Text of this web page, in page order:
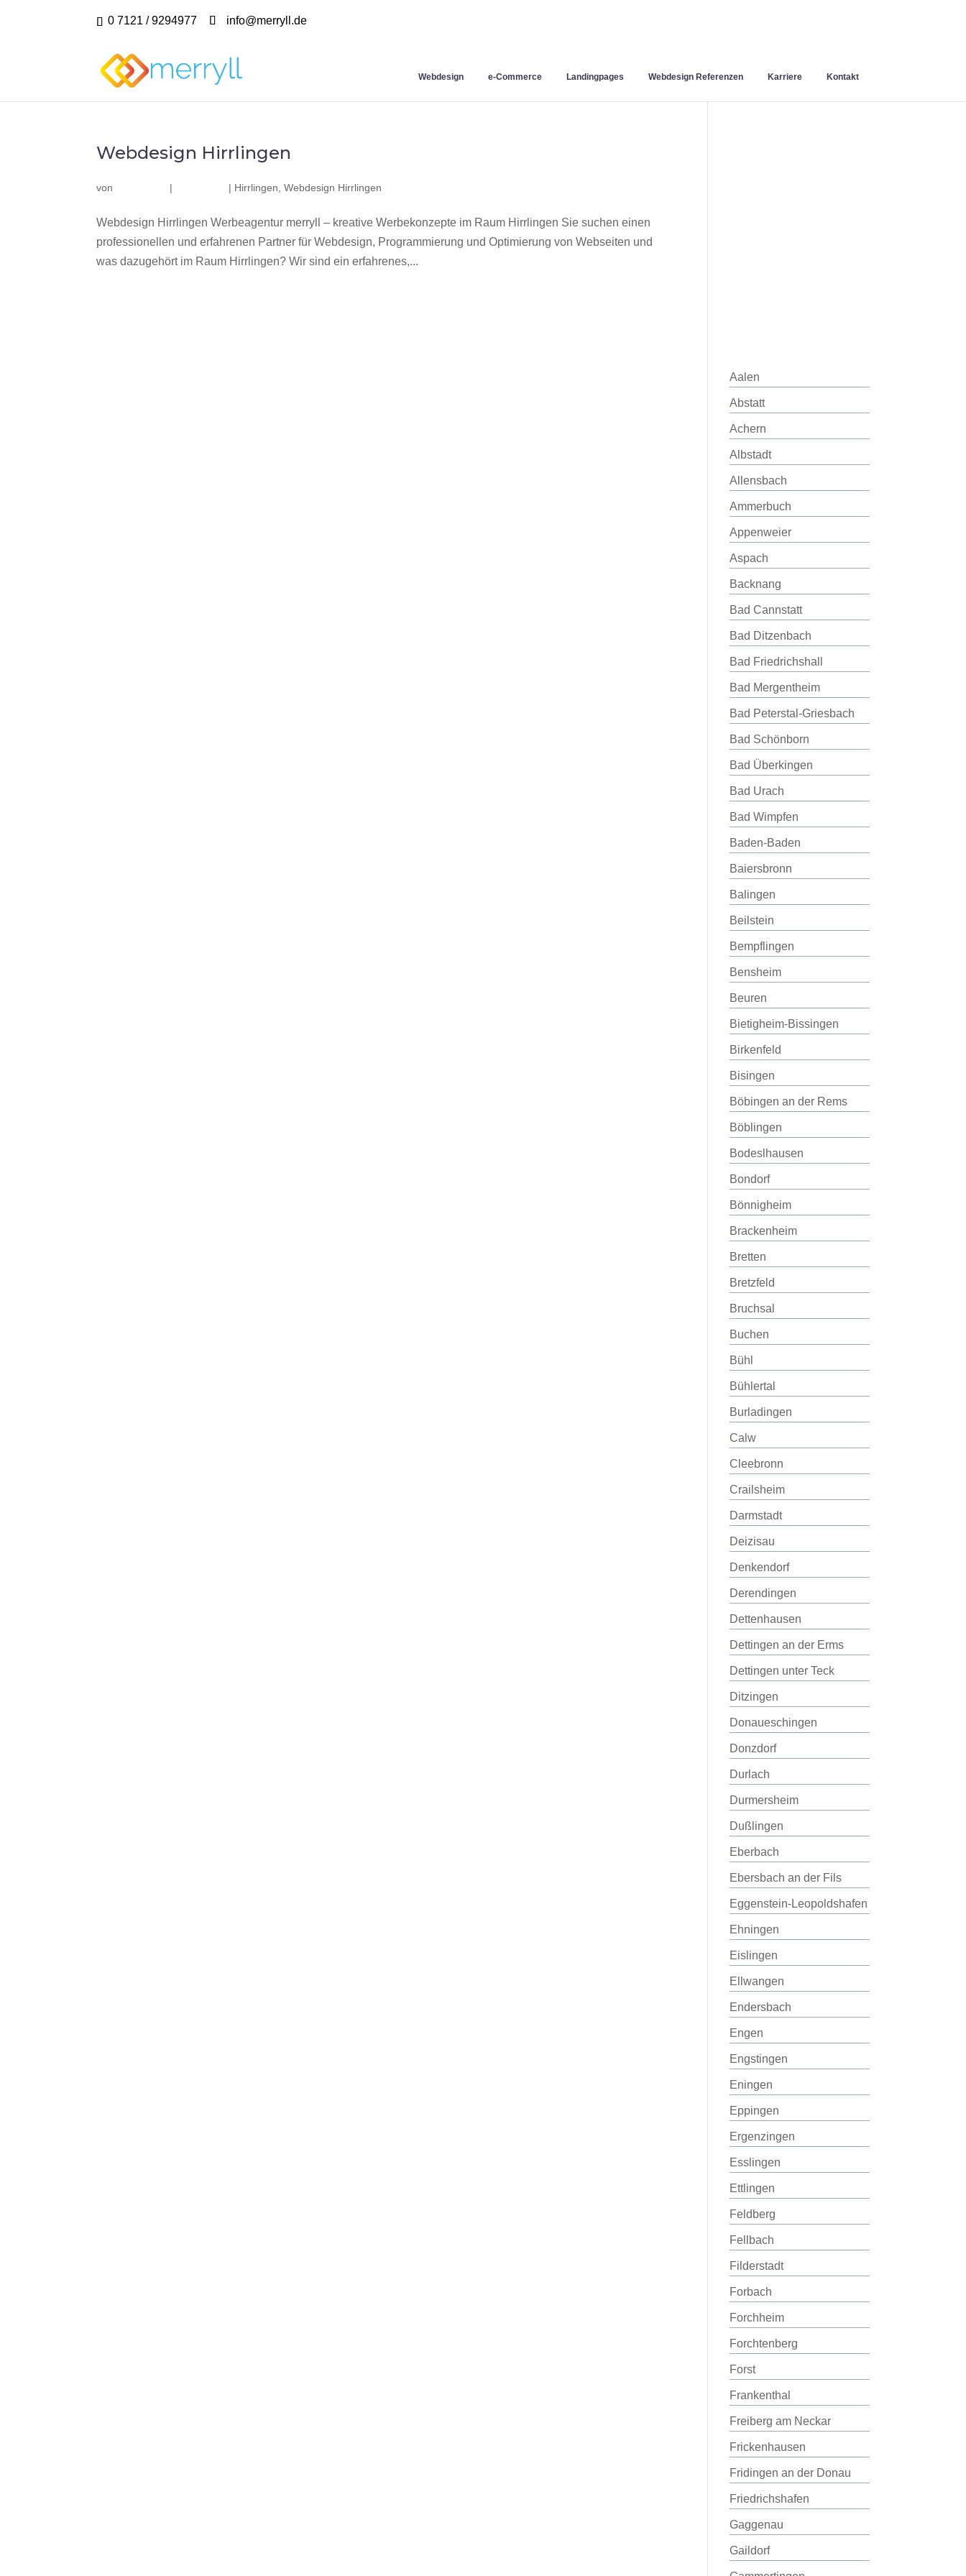
0 7121 / 9294977 info@merryll.de
Webdesign e-Commerce Landingpages Webdesign Referenzen Karriere Kontakt
Webdesign Hirrlingen
von | | Hirrlingen ,Webdesign Hirrlingen
Webdesign Hirrlingen Werbeagentur merryll – kreative Werbekonzepte im Raum Hirrlingen Sie suchen einen
professionellen und erfahrenen Partner für Webdesign, Programmierung und Optimierung von Webseiten und
was dazugehört im Raum Hirrlingen? Wir sind ein erfahrenes,...
Aalen
Abstatt
Achern
Albstadt
Allensbach
Ammerbuch
Appenweier
Aspach
Backnang
Bad Cannstatt
Bad Ditzenbach
Bad Friedrichshall
Bad Mergentheim
Bad Peterstal-Griesbach
Bad Schönborn
Bad Überkingen
Bad Urach
Bad Wimpfen
Baden-Baden
Baiersbronn
Balingen
Beilstein
Bempflingen
Bensheim
Beuren
Bietigheim-Bissingen
Birkenfeld
Bisingen
Böbingen an der Rems
Böblingen
Bodeslhausen
Bondorf
Bönnigheim
Brackenheim
Bretten
Bretzfeld
Bruchsal
Buchen
Bühl
Bühlertal
Burladingen
Calw
Cleebronn
Crailsheim
Darmstadt
Deizisau
Denkendorf
Derendingen
Dettenhausen
Dettingen an der Erms
Dettingen unter Teck
Ditzingen
Donaueschingen
Donzdorf
Durlach
Durmersheim
Dußlingen
Eberbach
Ebersbach an der Fils
Eggenstein-Leopoldshafen
Ehningen
Eislingen
Ellwangen
Endersbach
Engen
Engstingen
Eningen
Eppingen
Ergenzingen
Esslingen
Ettlingen
Feldberg
Fellbach
Filderstadt
Forbach
Forchheim
Forchtenberg
Forst
Frankenthal
Freiberg am Neckar
Frickenhausen
Fridingen an der Donau
Friedrichshafen
Gaggenau
Gaildorf